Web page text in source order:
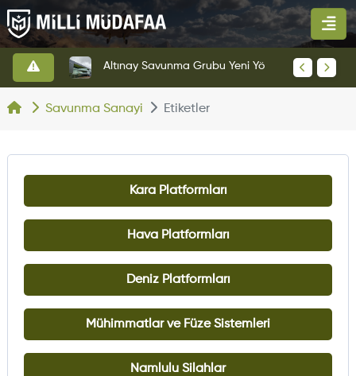
Savunma Sanayi Etiketler
Kara Platformları
Hava Platformları
Deniz Platformları
Mühimmatlar ve Füze Sistemleri
Namlulu Silahlar